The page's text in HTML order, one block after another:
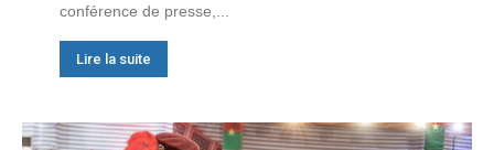
conférence de presse,...
Lire la suite